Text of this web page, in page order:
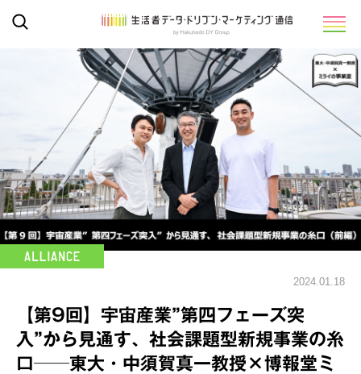
2024.01.18
【第9回】宇宙産業”第四フェーズ突
入”から見通す、社会課題型新規事業の糸
口──東大・中須賀真一教授×博報堂ミ